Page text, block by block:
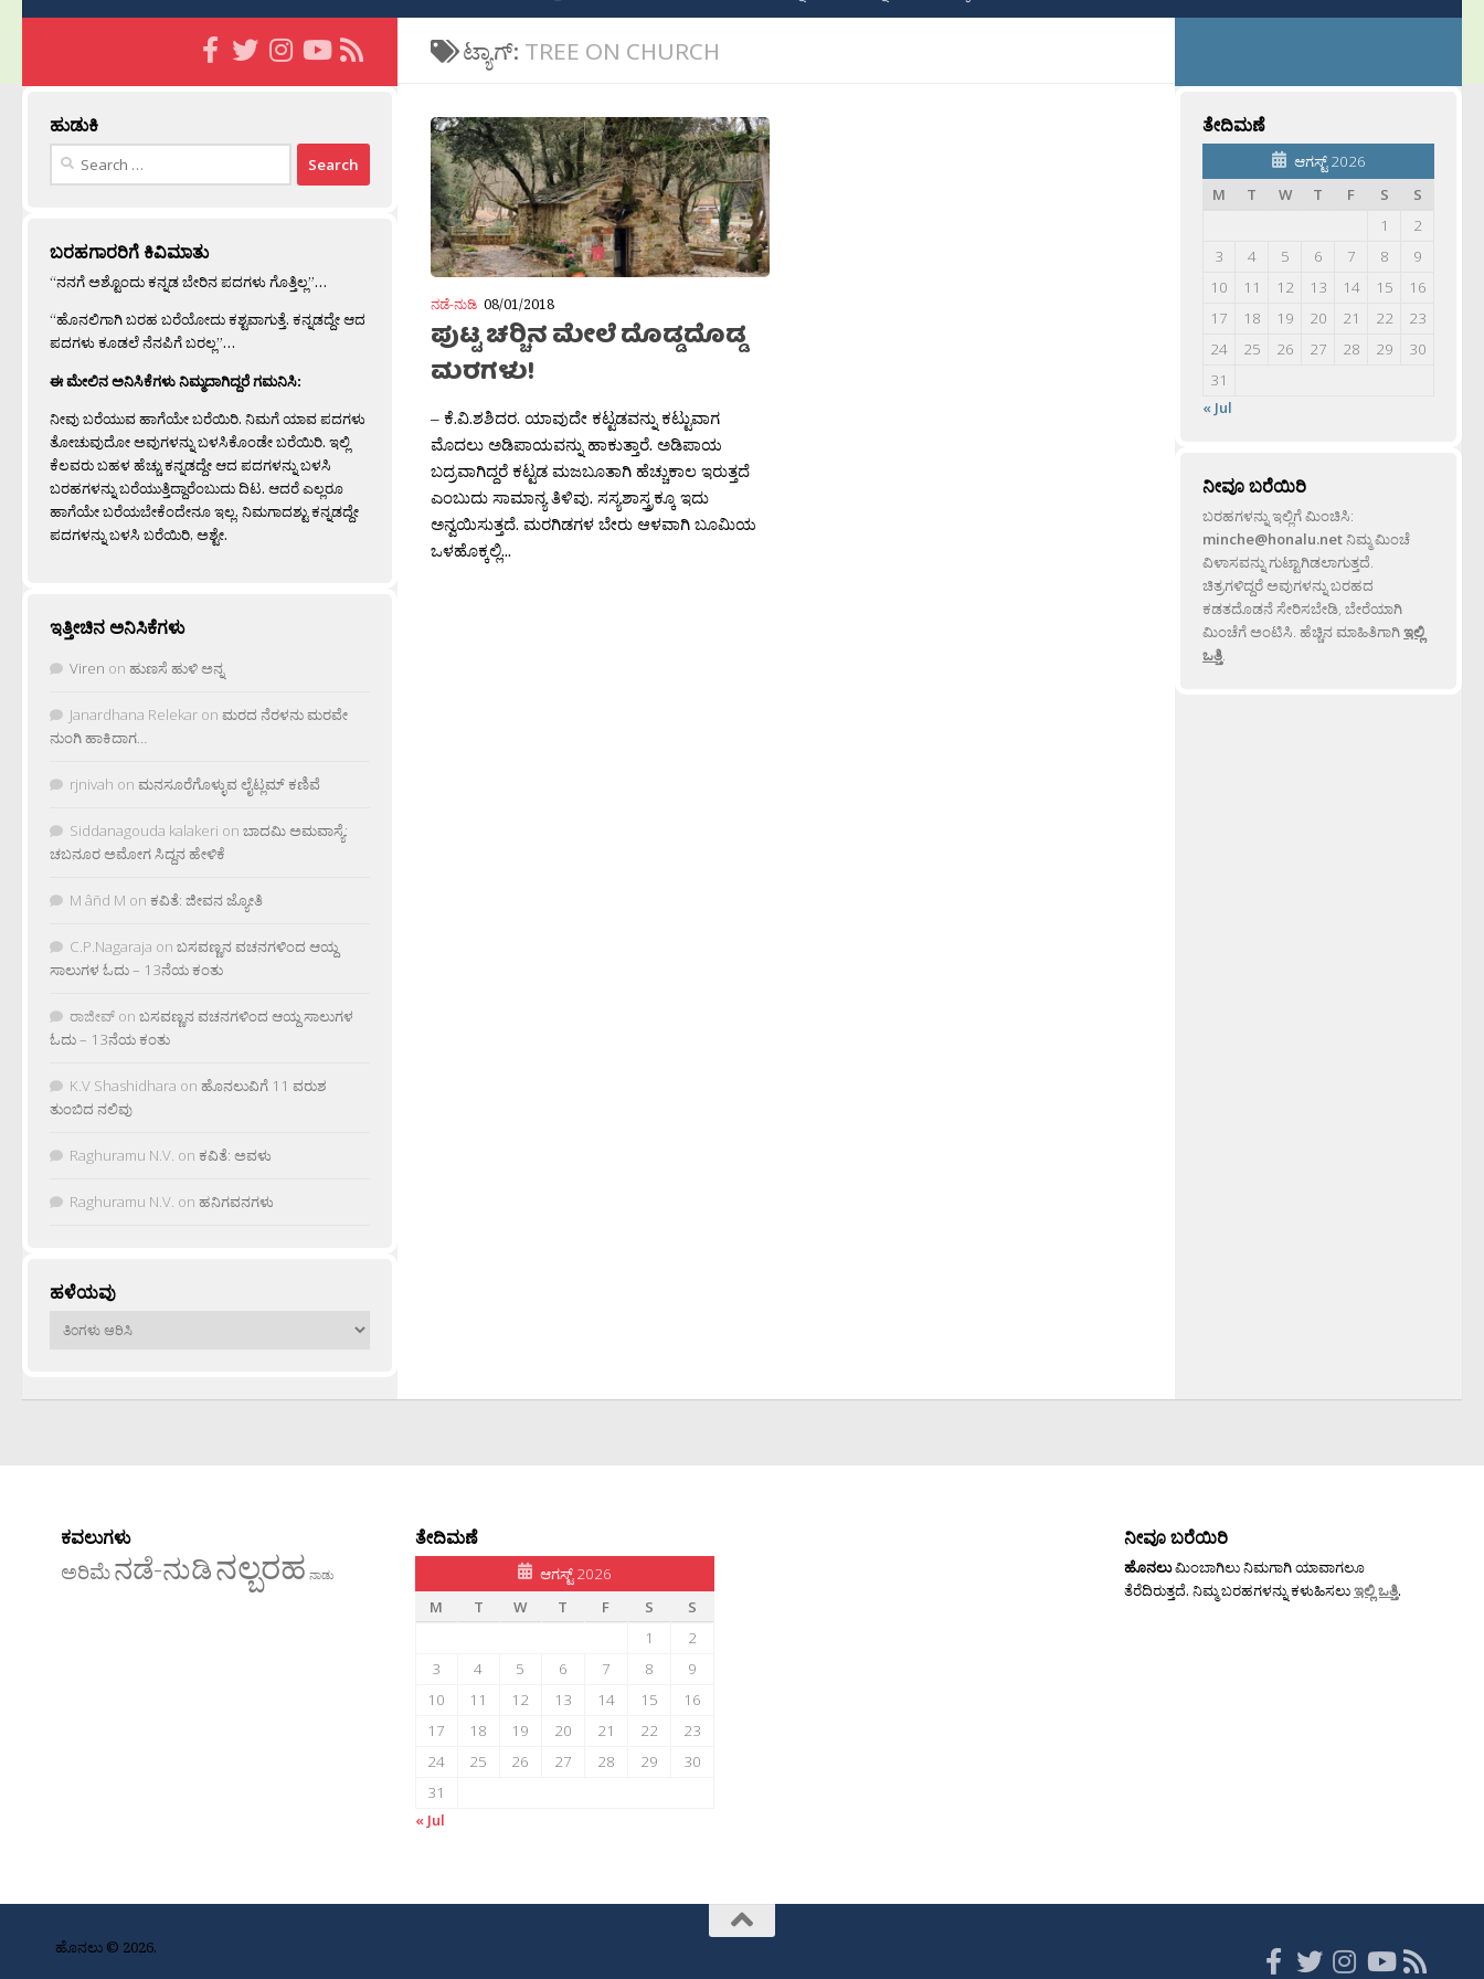
ಟ್ಯಾಗ್: TREE ON CHURCH
ನಡೆ-ನುಡಿ 08/01/2018
ಪುಟ್ಟ ಚರ‍್ಚಿನ ಮೇಲೆ ದೊಡ್ಡದೊಡ್ಡ
ಮರಗಳು!
– ಕೆ.ವಿ.ಶಶಿದರ. ಯಾವುದೇ ಕಟ್ಟಡವನ್ನು ಕಟ್ಟುವಾಗ
ಮೊದಲು ಅಡಿಪಾಯವನ್ನು ಹಾಕುತ್ತಾರೆ. ಅಡಿಪಾಯ
ಬದ್ರವಾಗಿದ್ದರೆ ಕಟ್ಟಡ ಮಜಬೂತಾಗಿ ಹೆಚ್ಚುಕಾಲ ಇರುತ್ತದೆ
ಎಂಬುದು ಸಾಮಾನ್ಯ ತಿಳಿವು. ಸಸ್ಯಶಾಸ್ತ್ರಕ್ಕೂ ಇದು
ಅನ್ವಯಿಸುತ್ತದೆ. ಮರಗಿಡಗಳ ಬೇರು ಆಳವಾಗಿ ಬೂಮಿಯ
ಒಳಹೊಕ್ಕಲ್ಲಿ...
ಹುಡುಕಿ
Search
ಬರಹಗಾರರಿಗೆ ಕಿವಿಮಾತು
“ನನಗೆ ಅಶ್ಟೊಂದು ಕನ್ನಡ ಬೇರಿನ ಪದಗಳು ಗೊತ್ತಿಲ್ಲ”…
“ಹೊನಲಿಗಾಗಿ ಬರಹ ಬರೆಯೋದು ಕಶ್ಟವಾಗುತ್ತೆ. ಕನ್ನಡದ್ದೇ ಆದ
ಪದಗಳು ಕೂಡಲೆ ನೆನಪಿಗೆ ಬರಲ್ಲ”…
ಈ ಮೇಲಿನ ಅನಿಸಿಕೆಗಳು ನಿಮ್ಮದಾಗಿದ್ದರೆ ಗಮನಿಸಿ:
ನೀವು ಬರೆಯುವ ಹಾಗೆಯೇ ಬರೆಯಿರಿ. ನಿಮಗೆ ಯಾವ ಪದಗಳು
ತೋಚುವುದೋ ಅವುಗಳನ್ನು ಬಳಸಿಕೊಂಡೇ ಬರೆಯಿರಿ. ಇಲ್ಲಿ
ಕೆಲವರು ಬಹಳ ಹೆಚ್ಚು ಕನ್ನಡದ್ದೇ ಆದ ಪದಗಳನ್ನು ಬಳಸಿ
ಬರಹಗಳನ್ನು ಬರೆಯುತ್ತಿದ್ದಾರೆಂಬುದು ದಿಟ. ಆದರೆ ಎಲ್ಲರೂ
ಹಾಗೆಯೇ ಬರೆಯಬೇಕೆಂದೇನೂ ಇಲ್ಲ. ನಿಮಗಾದಶ್ಟು ಕನ್ನಡದ್ದೇ
ಪದಗಳನ್ನು ಬಳಸಿ ಬರೆಯಿರಿ, ಅಶ್ಟೇ.
ಇತ್ತೀಚಿನ ಅನಿಸಿಕೆಗಳು
Viren on ಹುಣಸೆ ಹುಳಿ ಅನ್ನ
Janardhana Relekar on ಮರದ ನೆರಳನು ಮರವೇ
ನುಂಗಿ ಹಾಕಿದಾಗ…
rjnivah on ಮನಸೂರೆಗೊಳ್ಳುವ ಲೈಟ್ಲಮ್ ಕಣಿವೆ
Siddanagouda kalakeri on ಬಾದಮಿ ಅಮವಾಸ್ಯೆ:
ಚಬನೂರ ಅಮೋಗ ಸಿದ್ದನ ಹೇಳಿಕೆ
M âñd M on ಕವಿತೆ: ಜೀವನ ಜ್ಯೋತಿ
C.P.Nagaraja on ಬಸವಣ್ಣನ ವಚನಗಳಿಂದ ಆಯ್ದ
ಸಾಲುಗಳ ಓದು – 13ನೆಯ ಕಂತು
ರಾಜೀವ್ on ಬಸವಣ್ಣನ ವಚನಗಳಿಂದ ಆಯ್ದ ಸಾಲುಗಳ
ಓದು – 13ನೆಯ ಕಂತು
K.V Shashidhara on ಹೊನಲುವಿಗೆ 11 ವರುಶ
ತುಂಬಿದ ನಲಿವು
Raghuramu N.V. on ಕವಿತೆ: ಅವಳು
Raghuramu N.V. on ಹನಿಗವನಗಳು
ಹಳೆಯವು
ಹಳೆಯವು
ತೇದಿಮಣೆ
ಆಗಸ್ಟ್ 2026
M
T W T F S
S
1
2
3
4 5 6 7 8
9
10
11 12 13 14 15
16
17
18 19 20 21 22
23
24
25 26 27 28 29
30
31
« Jul
ನೀವೂ ಬರೆಯಿರಿ
ಬರಹಗಳನ್ನು ಇಲ್ಲಿಗೆ ಮಿಂಚಿಸಿ:
minche@honalu.netನಿಮ್ಮ ಮಿಂಚೆ
ವಿಳಾಸವನ್ನು ಗುಟ್ಟಾಗಿಡಲಾಗುತ್ತದೆ.
ಚಿತ್ರಗಳಿದ್ದರೆ ಅವುಗಳನ್ನು ಬರಹದ
ಕಡತದೊಡನೆ ಸೇರಿಸಬೇಡಿ, ಬೇರೆಯಾಗಿ
ಮಿಂಚೆಗೆ ಅಂಟಿಸಿ. ಹೆಚ್ಚಿನ ಮಾಹಿತಿಗಾಗಿಇಲ್ಲಿ
ಒತ್ತಿ.
ಕವಲುಗಳು
ಅರಿಮೆನಡೆ-ನುಡಿನಲ್ಬರಹ ನಾಡು
ತೇದಿಮಣೆ
ಆಗಸ್ಟ್ 2026
M
T W T F S
S
1
2
3
4 5 6 7 8
9
10
11 12 13 14 15
16
17
18 19 20 21 22
23
24
25 26 27 28 29
30
31
« Jul
ನೀವೂ ಬರೆಯಿರಿ
ಹೊನಲುಮಿಂಬಾಗಿಲು ನಿಮಗಾಗಿ ಯಾವಾಗಲೂ
ತೆರೆದಿರುತ್ತದೆ. ನಿಮ್ಮ ಬರಹಗಳನ್ನು ಕಳುಹಿಸಲುಇಲ್ಲಿ ಒತ್ತಿ.
ಹೊನಲು © 2026.